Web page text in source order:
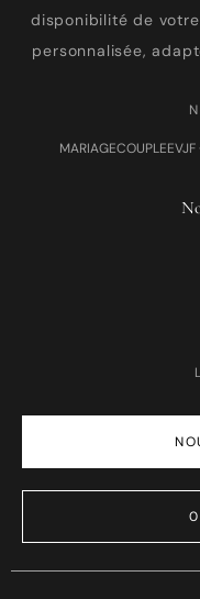
disponibilité de
personnalisée,
MARIAGECOUPLEEVJF